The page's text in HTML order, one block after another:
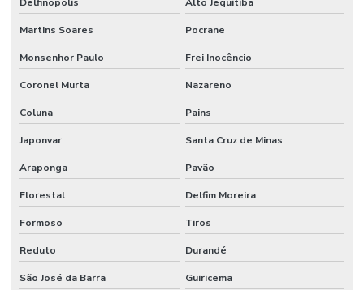
Martins Soares Pocrane
Monsenhor Paulo Frei Inocêncio
Coronel Murta Nazareno
Coluna Pains
Japonvar Santa Cruz de Minas
Araponga Pavão
Florestal Delfim Moreira
Formoso Tiros
Reduto Durandé
São José da Barra Guiricema